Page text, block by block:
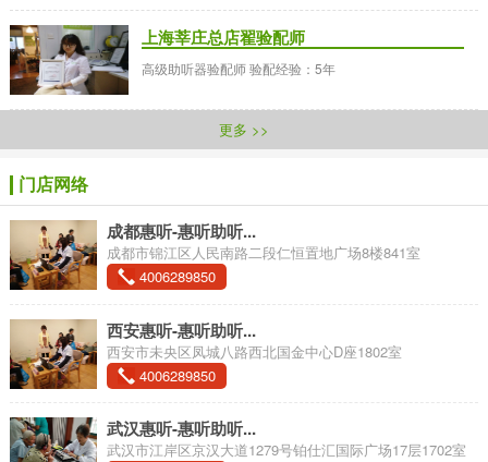
上海莘庄总店翟验配师
高级助听器验配师 验配经验：5年
更多 >>
门店网络
成都惠听-惠听助听...
成都市锦江区人民南路二段仁恒置地广场8楼841室
4006289850
西安惠听-惠听助听...
西安市未央区凤城八路西北国金中心D座1802室
4006289850
武汉惠听-惠听助听...
武汉市江岸区京汉大道1279号铂仕汇国际广场17层1702室